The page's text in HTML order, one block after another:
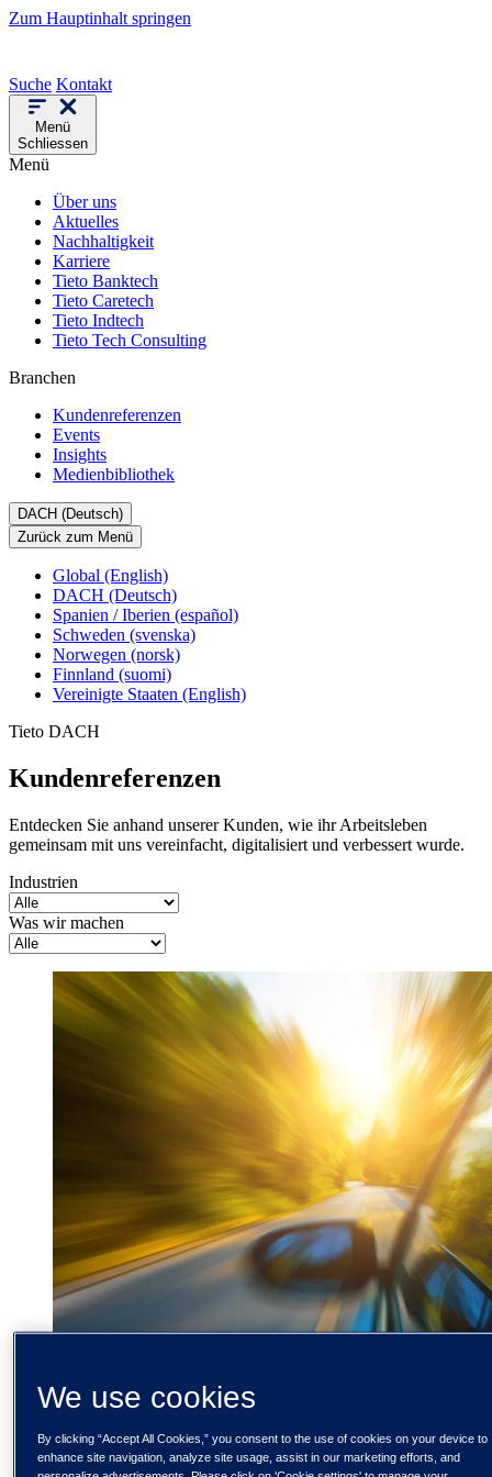
Zum Hauptinhalt springen
Suche Kontakt
Menü
Schliessen
Menü
Über uns
Aktuelles
Nachhaltigkeit
Karriere
Tieto Banktech
Tieto Caretech
Tieto Indtech
Tieto Tech Consulting
Branchen
Kundenreferenzen
Events
Insights
Medienbibliothek
DACH (Deutsch)
Zurück zum Menü
Global (English)
DACH (Deutsch)
Spanien / Iberien (español)
Schweden (svenska)
Norwegen (norsk)
Finnland (suomi)
Vereinigte Staaten (English)
Tieto DACH
Kundenreferenzen
Entdecken Sie anhand unserer Kunden, wie ihr Arbeitsleben
gemeinsam mit uns vereinfacht, digitalisiert und verbessert wurde.
Industrien
Was wir machen
We use cookies
By clicking “Accept All Cookies,” you consent to the use of cookies on your device to
enhance site navigation, analyze site usage, assist in our marketing efforts, and